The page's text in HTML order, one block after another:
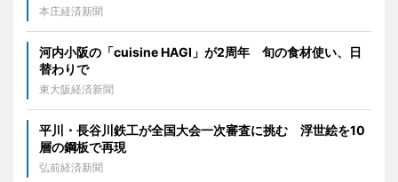
本庄経済新聞
河内小阪の「cuisine HAGI」が2周年 旬の食材使い、日
替わりで
東大阪経済新聞
平川・長谷川鉄工が全国大会一次審査に挑む 浮世絵を10
層の鋼板で再現
弘前経済新聞